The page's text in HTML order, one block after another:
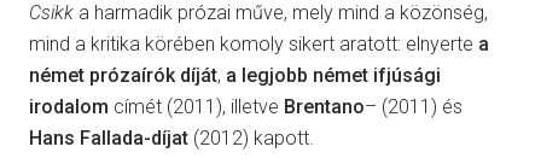
Csikk a harmadik prózai műve, mely mind a közönség,
mind a kritika körében komoly sikert aratott: elnyerte a
német prózaírók díját, a legjobb német ifjúsági
irodalom címét (2011), illetve Brentano– (2011) és
Hans Fallada-díjat (2012) kapott.